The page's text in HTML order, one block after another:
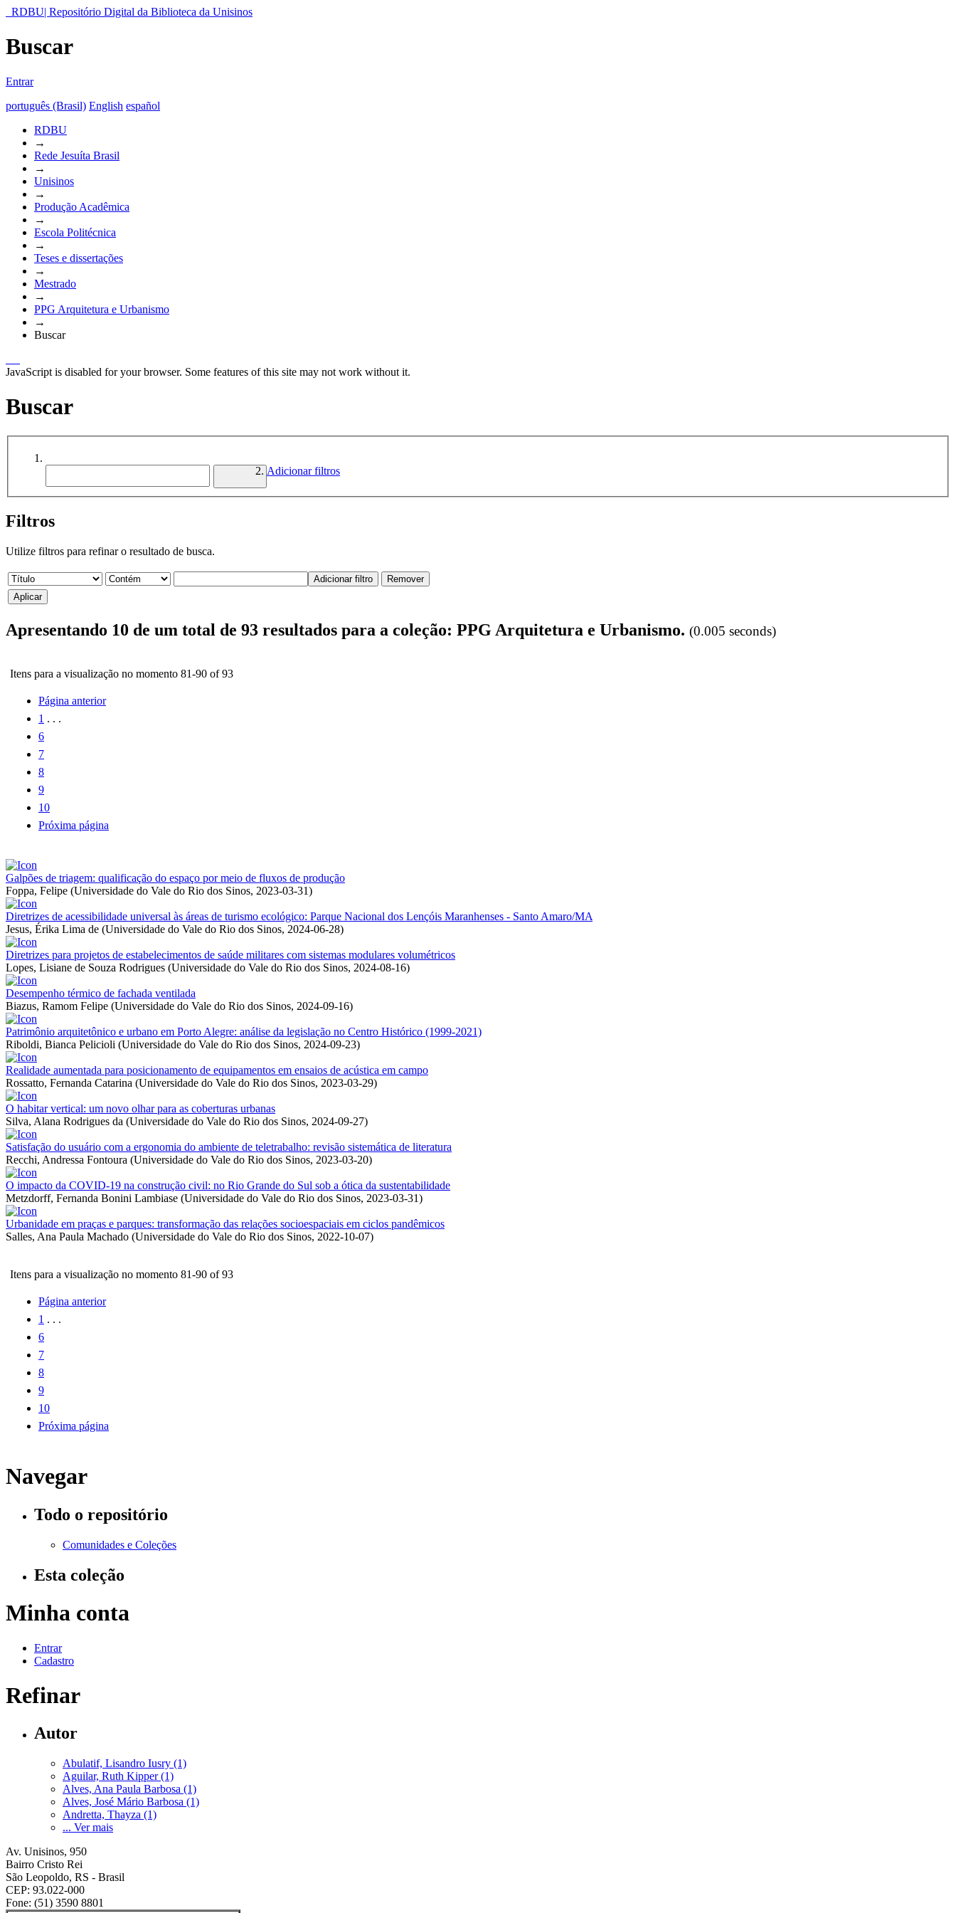
RDBU| Repositório Digital da Biblioteca da Unisinos
Buscar
Entrar
português (Brasil) English español
RDBU
→
Rede Jesuíta Brasil
→
Unisinos
→
Produção Acadêmica
→
Escola Politécnica
→
Teses e dissertações
→
Mestrado
→
PPG Arquitetura e Urbanismo
→
Buscar
JavaScript is disabled for your browser. Some features of this site may not work without it.
Buscar
Adicionar filtros
Filtros
Utilize filtros para refinar o resultado de busca.
Apresentando 10 de um total de 93 resultados para a coleção: PPG Arquitetura e Urbanismo. (0.005 seconds)
Itens para a visualização no momento 81-90 of 93
Página anterior
1 . . .
6
7
8
9
10
Próxima página
Galpões de triagem: qualificação do espaço por meio de fluxos de produção
Foppa, Felipe (Universidade do Vale do Rio dos Sinos, 2023-03-31)
Diretrizes de acessibilidade universal às áreas de turismo ecológico: Parque Nacional dos Lençóis Maranhenses - Santo Amaro/MA
Jesus, Érika Lima de (Universidade do Vale do Rio dos Sinos, 2024-06-28)
Diretrizes para projetos de estabelecimentos de saúde militares com sistemas modulares volumétricos
Lopes, Lisiane de Souza Rodrigues (Universidade do Vale do Rio dos Sinos, 2024-08-16)
Desempenho térmico de fachada ventilada
Biazus, Ramom Felipe (Universidade do Vale do Rio dos Sinos, 2024-09-16)
Patrimônio arquitetônico e urbano em Porto Alegre: análise da legislação no Centro Histórico (1999-2021)
Riboldi, Bianca Pelicioli (Universidade do Vale do Rio dos Sinos, 2024-09-23)
Realidade aumentada para posicionamento de equipamentos em ensaios de acústica em campo
Rossatto, Fernanda Catarina (Universidade do Vale do Rio dos Sinos, 2023-03-29)
O habitar vertical: um novo olhar para as coberturas urbanas
Silva, Alana Rodrigues da (Universidade do Vale do Rio dos Sinos, 2024-09-27)
Satisfação do usuário com a ergonomia do ambiente de teletrabalho: revisão sistemática de literatura
Recchi, Andressa Fontoura (Universidade do Vale do Rio dos Sinos, 2023-03-20)
O impacto da COVID-19 na construção civil: no Rio Grande do Sul sob a ótica da sustentabilidade
Metzdorff, Fernanda Bonini Lambiase (Universidade do Vale do Rio dos Sinos, 2023-03-31)
Urbanidade em praças e parques: transformação das relações socioespaciais em ciclos pandêmicos
Salles, Ana Paula Machado (Universidade do Vale do Rio dos Sinos, 2022-10-07)
Itens para a visualização no momento 81-90 of 93
Página anterior
1 . . .
6
7
8
9
10
Próxima página
Navegar
Todo o repositório
Comunidades e Coleções
Esta coleção
Minha conta
Entrar
Cadastro
Refinar
Autor
Abulatif, Lisandro Iusry (1)
Aguilar, Ruth Kipper (1)
Alves, Ana Paula Barbosa (1)
Alves, José Mário Barbosa (1)
Andretta, Thayza (1)
... Ver mais
Av. Unisinos, 950
Bairro Cristo Rei
São Leopoldo, RS - Brasil
CEP: 93.022-000
Fone: (51) 3590 8801